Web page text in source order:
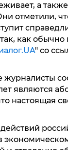
а
отметили,
как
" со
журналисты
являются
настоящая